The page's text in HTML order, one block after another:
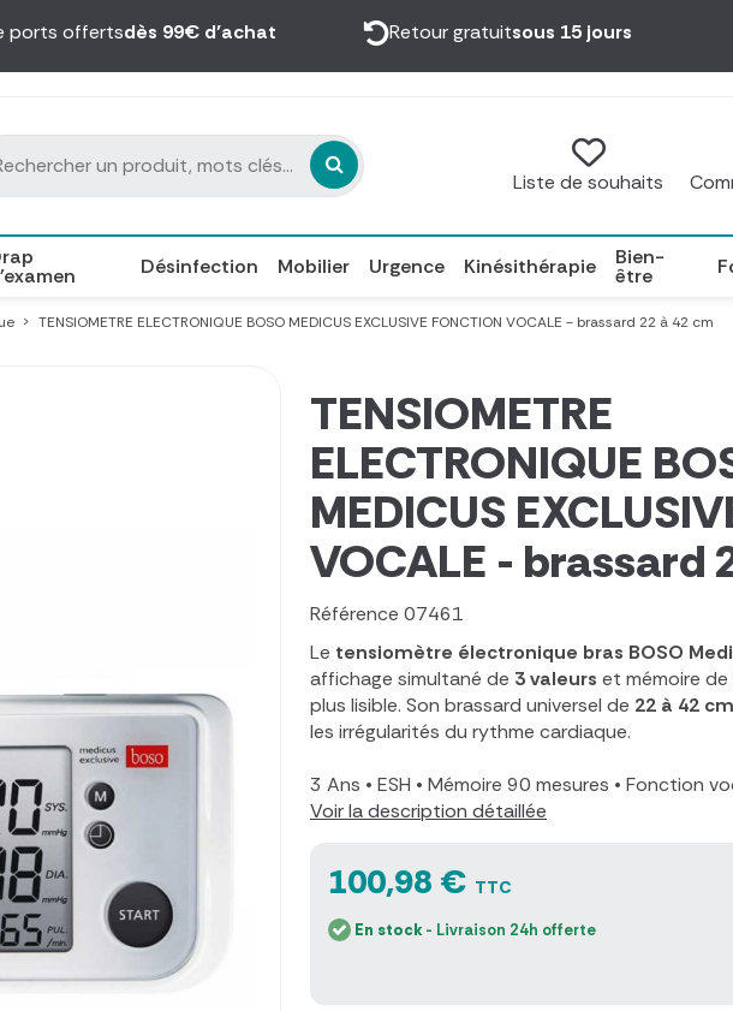
ports offertsdès 99€ d’achat Retour gratuitsous 15 jours
Liste de souhaits
Désinfection Mobilier Urgence Kinésithérapie Bien-
être
TENSIOMETRE ELECTRONIQUE BOSO MEDICUS EXCLUSIVE FONCTION VOCALE - brassard 22 à 42 cm
TENSIOMETRE
ELECTRONIQUE
MEDICUS
VOCALE - brassard
Référence 07461
Le tensiomètre électronique bras BOSO
affichage simultané de 3 valeurs et mémoire de
plus lisible. Son brassard universel de 22 à 42 cm
les irrégularités du rythme cardiaque.
3 Ans • ESH • Mémoire 90 mesures • Fonction
Voir la description détaillée
100,98 € TTC
En stock- Livraison 24h offerte